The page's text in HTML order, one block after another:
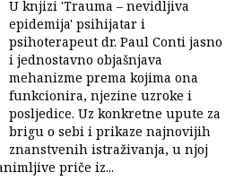
U knjizi 'Trauma – nevidljiva
epidemija' psihijatar i
psihoterapeut dr. Paul Conti jasno
i jednostavno objašnjava
mehanizme prema kojima ona
funkcionira, njezine uzroke i
posljedice. Uz konkretne upute za
brigu o sebi i prikaze najnovijih
znanstvenih istraživanja, u njoj
priče iz...